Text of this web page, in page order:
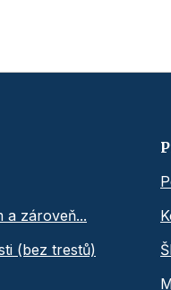
a zároveň...
(bez trestů)